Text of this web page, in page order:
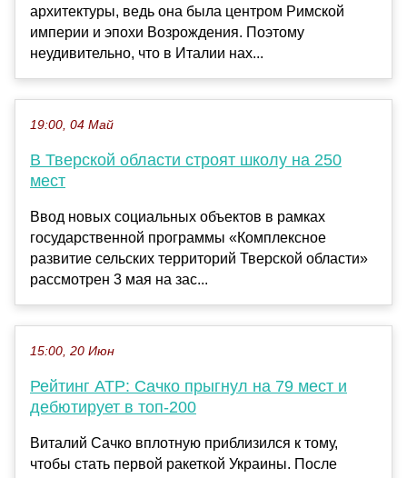
архитектуры, ведь она была центром Римской
империи и эпохи Возрождения. Поэтому
неудивительно, что в Италии нах...
19:00, 04 Май
В Тверской области строят школу на 250
мест
Ввод новых социальных объектов в рамках
государственной программы «Комплексное
развитие сельских территорий Тверской области»
рассмотрен 3 мая на зас...
15:00, 20 Июн
Рейтинг ATP: Сачко прыгнул на 79 мест и
дебютирует в топ-200
Виталий Сачко вплотную приблизился к тому,
чтобы стать первой ракеткой Украины. После